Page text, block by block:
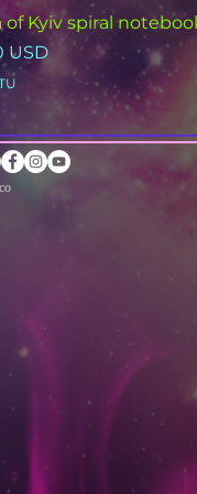
Podgląd
of Kyiv spiral
USD